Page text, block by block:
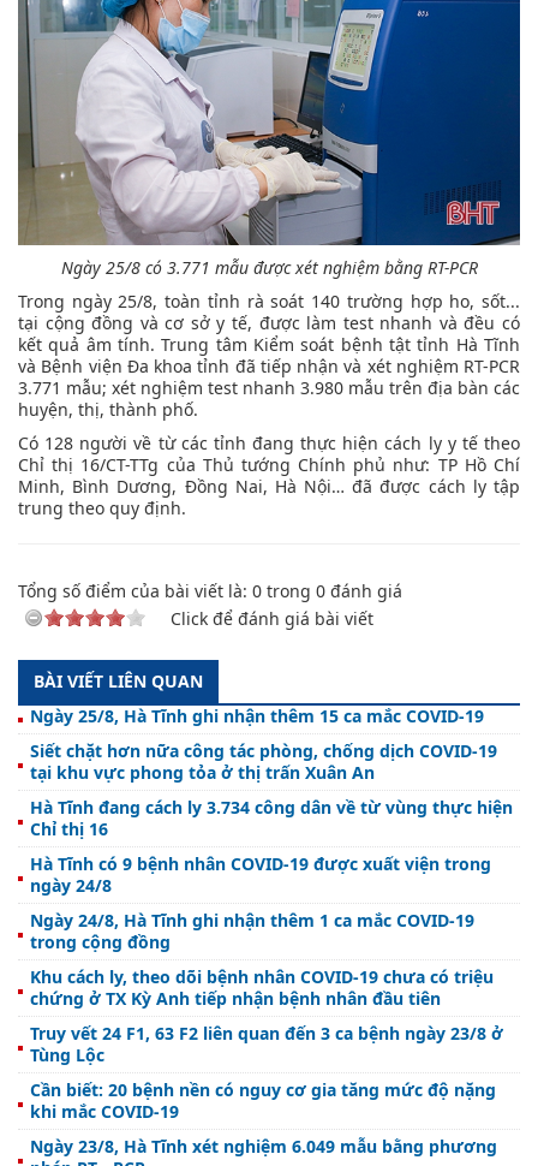
Ngày 25/8 có 3.771 mẫu được xét nghiệm bằng RT-PCR
Trong ngày 25/8, toàn tỉnh rà soát 140 trường hợp ho, sốt...
tại cộng đồng và cơ sở y tế, được làm test nhanh và đều có
kết quả âm tính. Trung tâm Kiểm soát bệnh tật tỉnh Hà Tĩnh
và Bệnh viện Đa khoa tỉnh đã tiếp nhận và xét nghiệm RT-PCR
3.771 mẫu; xét nghiệm test nhanh 3.980 mẫu trên địa bàn các
huyện, thị, thành phố.
Có 128 người về từ các tỉnh đang thực hiện cách ly y tế theo
Chỉ thị 16/CT-TTg của Thủ tướng Chính phủ như: TP Hồ Chí
Minh, Bình Dương, Đồng Nai, Hà Nội… đã được cách ly tập
trung theo quy định.
Tổng số điểm của bài viết là: 0 trong 0 đánh giá
Click để đánh giá bài viết
BÀI VIẾT LIÊN QUAN
Ngày 25/8, Hà Tĩnh ghi nhận thêm 15 ca mắc COVID-19
Siết chặt hơn nữa công tác phòng, chống dịch COVID-19
tại khu vực phong tỏa ở thị trấn Xuân An
Hà Tĩnh đang cách ly 3.734 công dân về từ vùng thực hiện
Chỉ thị 16
Hà Tĩnh có 9 bệnh nhân COVID-19 được xuất viện trong
ngày 24/8
Ngày 24/8, Hà Tĩnh ghi nhận thêm 1 ca mắc COVID-19
trong cộng đồng
Khu cách ly, theo dõi bệnh nhân COVID-19 chưa có triệu
chứng ở TX Kỳ Anh tiếp nhận bệnh nhân đầu tiên
Truy vết 24 F1, 63 F2 liên quan đến 3 ca bệnh ngày 23/8 ở
Tùng Lộc
Cần biết: 20 bệnh nền có nguy cơ gia tăng mức độ nặng
khi mắc COVID-19
Ngày 23/8, Hà Tĩnh xét nghiệm 6.049 mẫu bằng phương